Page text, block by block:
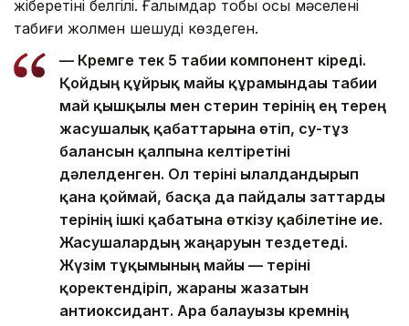
жіберетіні белгілі. Ғалымдар тобы осы мәселені
табиғи жолмен шешуді көздеген.
— Кремге тек 5 табиғи компонент кіреді.
Қойдың құйрық майы құрамындағы табиғи
май қышқылы мен стерин терінің ең терең
жасушалық қабаттарына өтіп, су-тұз
балансын қалпына келтіретіні
дәлелденген. Ол теріні ылғалдандырып
қана қоймай, басқа да пайдалы заттарды
терінің ішкі қабатына өткізу қабілетіне ие.
Жасушалардың жаңаруын тездетеді.
Жүзім тұқымының майы — теріні
қоректендіріп, жараны жазатын
антиоксидант. Ара балауызы кремнің